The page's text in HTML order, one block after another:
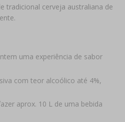
tradicional cerveja australiana de
uma experiência de sabor
com teor alcoólico até 4%,
aprox. 10 L de uma bebida